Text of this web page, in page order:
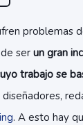
problemas
ser un gran
trabajo se
diseñadores,
. A esto hay